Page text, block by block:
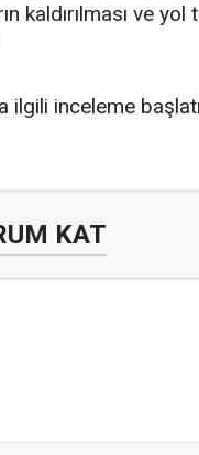
kaldırılması ve
ilgili inceleme
KAT